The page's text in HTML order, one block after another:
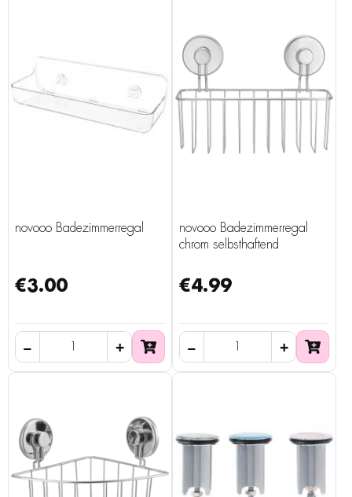
novooo Badezimmerregal
€3.00
novooo Badezimmerregal
chrom selbsthaftend
€4.99